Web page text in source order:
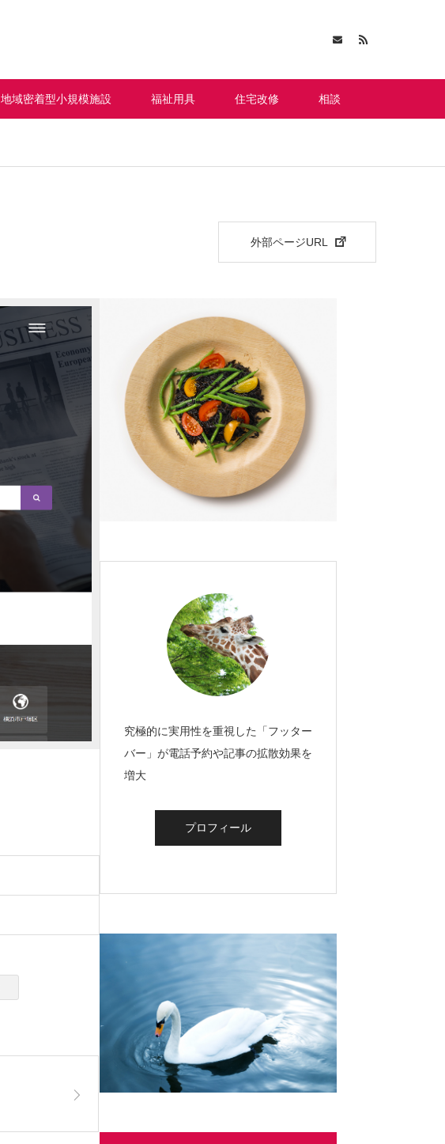
地域密着型小規模施設 福祉用具 住宅改修 相談
外部ページURL
究極的に実用性を重視した「フッター
バー」が電話予約や記事の拡散効果を
増大
プロフィール